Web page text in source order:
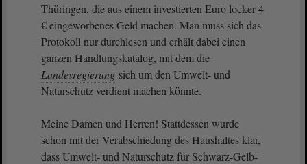
Thüringen, die aus einem investierten Euro locker 4
€ eingeworbenes Geld machen. Man muss sich das
Protokoll nur durchlesen und erhält dabei einen
ganzen Handlungskatalog, mit dem die
Landesregierung sich um den Umwelt- und
Naturschutz verdient machen könnte.
Meine Damen und Herren! Stattdessen wurde
schon mit der Verabschiedung des Haushaltes klar,
dass Umwelt- und Naturschutz für Schwarz-Gelb-